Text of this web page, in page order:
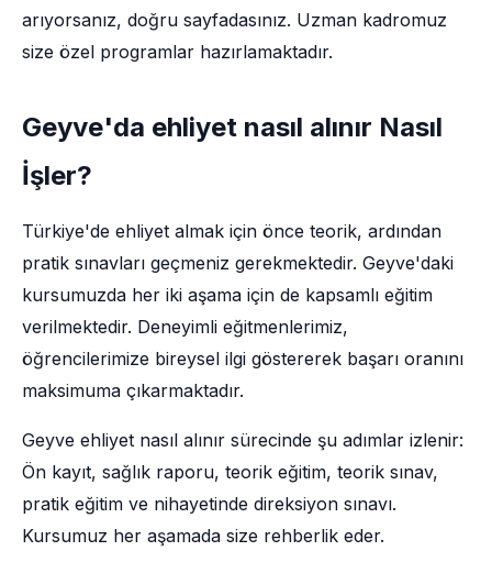
arıyorsanız, doğru sayfadasınız. Uzman kadromuz
size özel programlar hazırlamaktadır.
Geyve'da ehliyet nasıl alınır Nasıl
İşler?
Türkiye'de ehliyet almak için önce teorik, ardından
pratik sınavları geçmeniz gerekmektedir. Geyve'daki
kursumuzda her iki aşama için de kapsamlı eğitim
verilmektedir. Deneyimli eğitmenlerimiz,
öğrencilerimize bireysel ilgi göstererek başarı oranını
maksimuma çıkarmaktadır.
Geyve ehliyet nasıl alınır sürecinde şu adımlar izlenir:
Ön kayıt, sağlık raporu, teorik eğitim, teorik sınav,
pratik eğitim ve nihayetinde direksiyon sınavı.
Kursumuz her aşamada size rehberlik eder.